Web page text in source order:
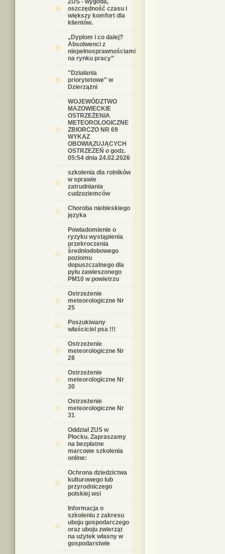
ZUS - wygoda,
oszczędność czasu i
większy komfort dla
klientów.
„Dyplom i co dalej?
Absolwenci z
niepełnosprawnościami
na rynku pracy”
"Działania
priorytetowe" w
Dzierzążni
WOJEWÓDZTWO
MAZOWIECKIE
OSTRZEŻENIA
METEOROLOGICZNE
ZBIORCZO NR 69
WYKAZ
OBOWIĄZUJĄCYCH
OSTRZEŻEŃ o godz.
05:54 dnia 24.02.2026
szkolenia dla rolników
w sprawie
zatrudniania
cudzoziemców
Choroba niebieskiego
języka
Powiadomienie o
ryzyku wystąpienia
przekroczenia
średniodobowego
poziomu
dopuszczalnego dla
pyłu zawieszonego
PM10 w powietrzu
Ostrzeżenie
meteorologiczne Nr
25
Poszukiwany
właściciel psa !!!
Ostrzeżenie
meteorologiczne Nr
28
Ostrzeżenie
meteorologiczne Nr
30
Ostrzeżenie
meteorologiczne Nr
31
Oddział ZUS w
Płocku. Zapraszamy
na bezpłatne
marcowe szkolenia
online:
Ochrona dziedzictwa
kulturowego lub
przyrodniczego
polskiej wsi
Informacja o
szkoleniu z zakresu
uboju gospodarczego
oraz uboju zwierząt
na użytek własny w
gospodarstwie